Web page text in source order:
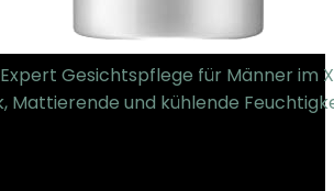
Gesichtspflege für Männer im
Mattierende und kühlende